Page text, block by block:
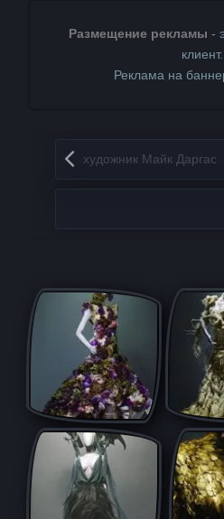
Размещение рекламы -
клиент.
Реклама на
Запись навигация
художник Майк Даргас